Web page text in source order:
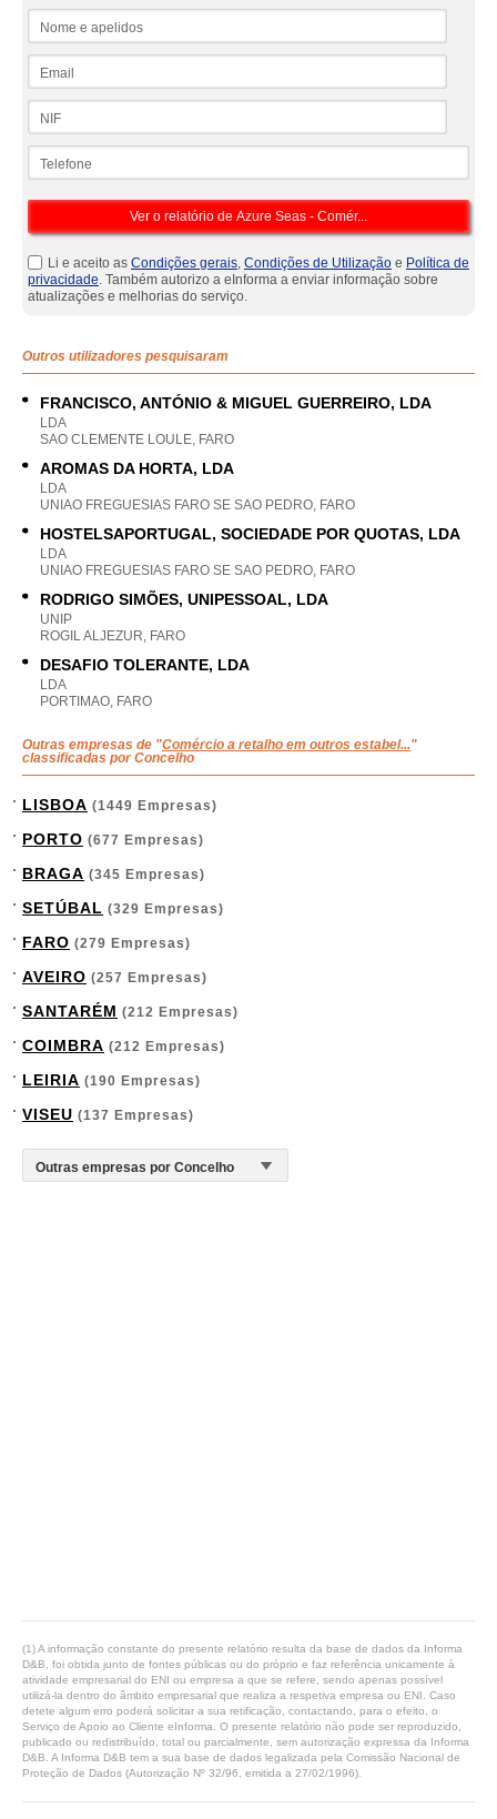
Li e aceito as Condições gerais, Condições de Utilização e Política de
privacidade. Também autorizo a eInforma a enviar informação sobre
atualizações e melhorias do serviço.
Outros utilizadores pesquisaram
FRANCISCO, ANTÓNIO & MIGUEL GUERREIRO, LDA
LDA
SAO CLEMENTE LOULE, FARO
AROMAS DA HORTA, LDA
LDA
UNIAO FREGUESIAS FARO SE SAO PEDRO, FARO
HOSTELSAPORTUGAL, SOCIEDADE POR QUOTAS, LDA
LDA
UNIAO FREGUESIAS FARO SE SAO PEDRO, FARO
RODRIGO SIMÕES, UNIPESSOAL, LDA
UNIP
ROGIL ALJEZUR, FARO
DESAFIO TOLERANTE, LDA
LDA
PORTIMAO, FARO
Outras empresas de "Comércio a retalho em outros estabel..."
classificadas por Concelho
LISBOA (1449 Empresas)
PORTO (677 Empresas)
BRAGA (345 Empresas)
SETÚBAL (329 Empresas)
FARO (279 Empresas)
AVEIRO (257 Empresas)
SANTARÉM (212 Empresas)
COIMBRA (212 Empresas)
LEIRIA (190 Empresas)
VISEU (137 Empresas)
(1) A informação constante do presente relatório resulta da base de dados da Informa
D&B, foi obtida junto de fontes públicas ou do próprio e faz referência unicamente à
atividade empresarial do ENI ou empresa a que se refere, sendo apenas possível
utilizá-la dentro do âmbito empresarial que realiza a respetiva empresa ou ENI. Caso
detete algum erro poderá solicitar a sua retificação, contactando, para o efeito, o
Serviço de Apoio ao Cliente eInforma. O presente relatório não pode ser reproduzido,
publicado ou redistribuído, total ou parcialmente, sem autorização expressa da Informa
D&B. A Informa D&B tem a sua base de dados legalizada pela Comissão Nacional de
Proteção de Dados (Autorização Nº 32/96, emitida a 27/02/1996).